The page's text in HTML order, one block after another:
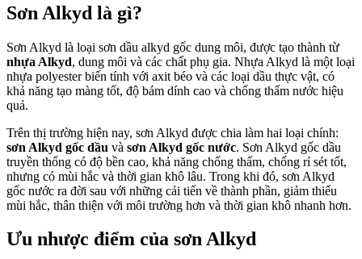
Sơn Alkyd là gì?
Sơn Alkyd là loại sơn dầu alkyd gốc dung môi, được tạo thành từ
nhựa Alkyd, dung môi và các chất phụ gia. Nhựa Alkyd là một loại
nhựa polyester biến tính với axit béo và các loại dầu thực vật, có
khả năng tạo màng tốt, độ bám dính cao và chống thấm nước hiệu
quả.
Trên thị trường hiện nay, sơn Alkyd được chia làm hai loại chính:
sơn Alkyd gốc dầu và sơn Alkyd gốc nước. Sơn Alkyd gốc dầu
truyền thống có độ bền cao, khả năng chống thấm, chống rỉ sét tốt,
nhưng có mùi hắc và thời gian khô lâu. Trong khi đó, sơn Alkyd
gốc nước ra đời sau với những cải tiến về thành phần, giảm thiểu
mùi hắc, thân thiện với môi trường hơn và thời gian khô nhanh hơn.
Ưu nhược điểm của sơn Alkyd